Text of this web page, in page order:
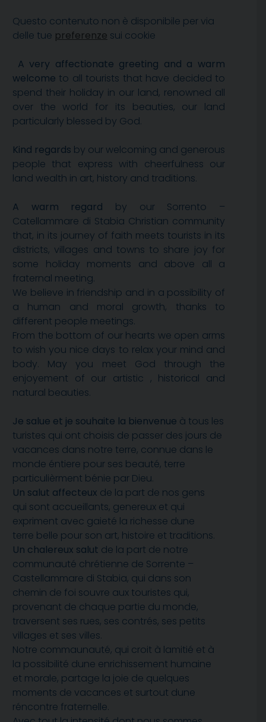
Questo contenuto non è disponibile per via
delle tue preferenze sui cookie
A very affectionate greeting and a warm
welcome to all tourists that have decided to
spend their holiday in our land, renowned all
over the world for its beauties, our land
particularly blessed by God.
Kind regards by our welcoming and generous
people that express with cheerfulness our
land wealth in art, history and traditions.
A warm regard by our Sorrento –
Catellammare di Stabia Christian community
that, in its journey of faith meets tourists in its
districts, villages and towns to share joy for
some holiday moments and above all a
fraternal meeting.
We believe in friendship and in a possibility of
a human and moral growth, thanks to
different people meetings.
From the bottom of our hearts we open arms
to wish you nice days to relax your mind and
body. May you meet God through the
enjoyement of our artistic , historical and
natural beauties.
Je salue et je souhaite la bienvenue à tous les
turistes qui ont choisis de passer des jours de
vacances dans notre terre, connue dans le
monde éntiere pour ses beauté, terre
particulièrment bénie par Dieu.
Un salut affecteux de la part de nos gens
qui sont accueillants, genereux et qui
expriment avec gaieté la richesse dune
terre belle pour son art, histoire et traditions.
Un chalereux salut de la part de notre
communauté chrétienne de Sorrente –
Castellammare di Stabia, qui dans son
chemin de foi souvre aux touristes qui,
provenant de chaque partie du monde,
traversent ses rues, ses contrés, ses petits
villages et ses villes.
Notre commaunauté, qui croit à lamitié et à
la possibilité dune enrichissement humaine
et morale, partage la joie de quelques
moments de vacances et surtout dune
réncontre fraternelle.